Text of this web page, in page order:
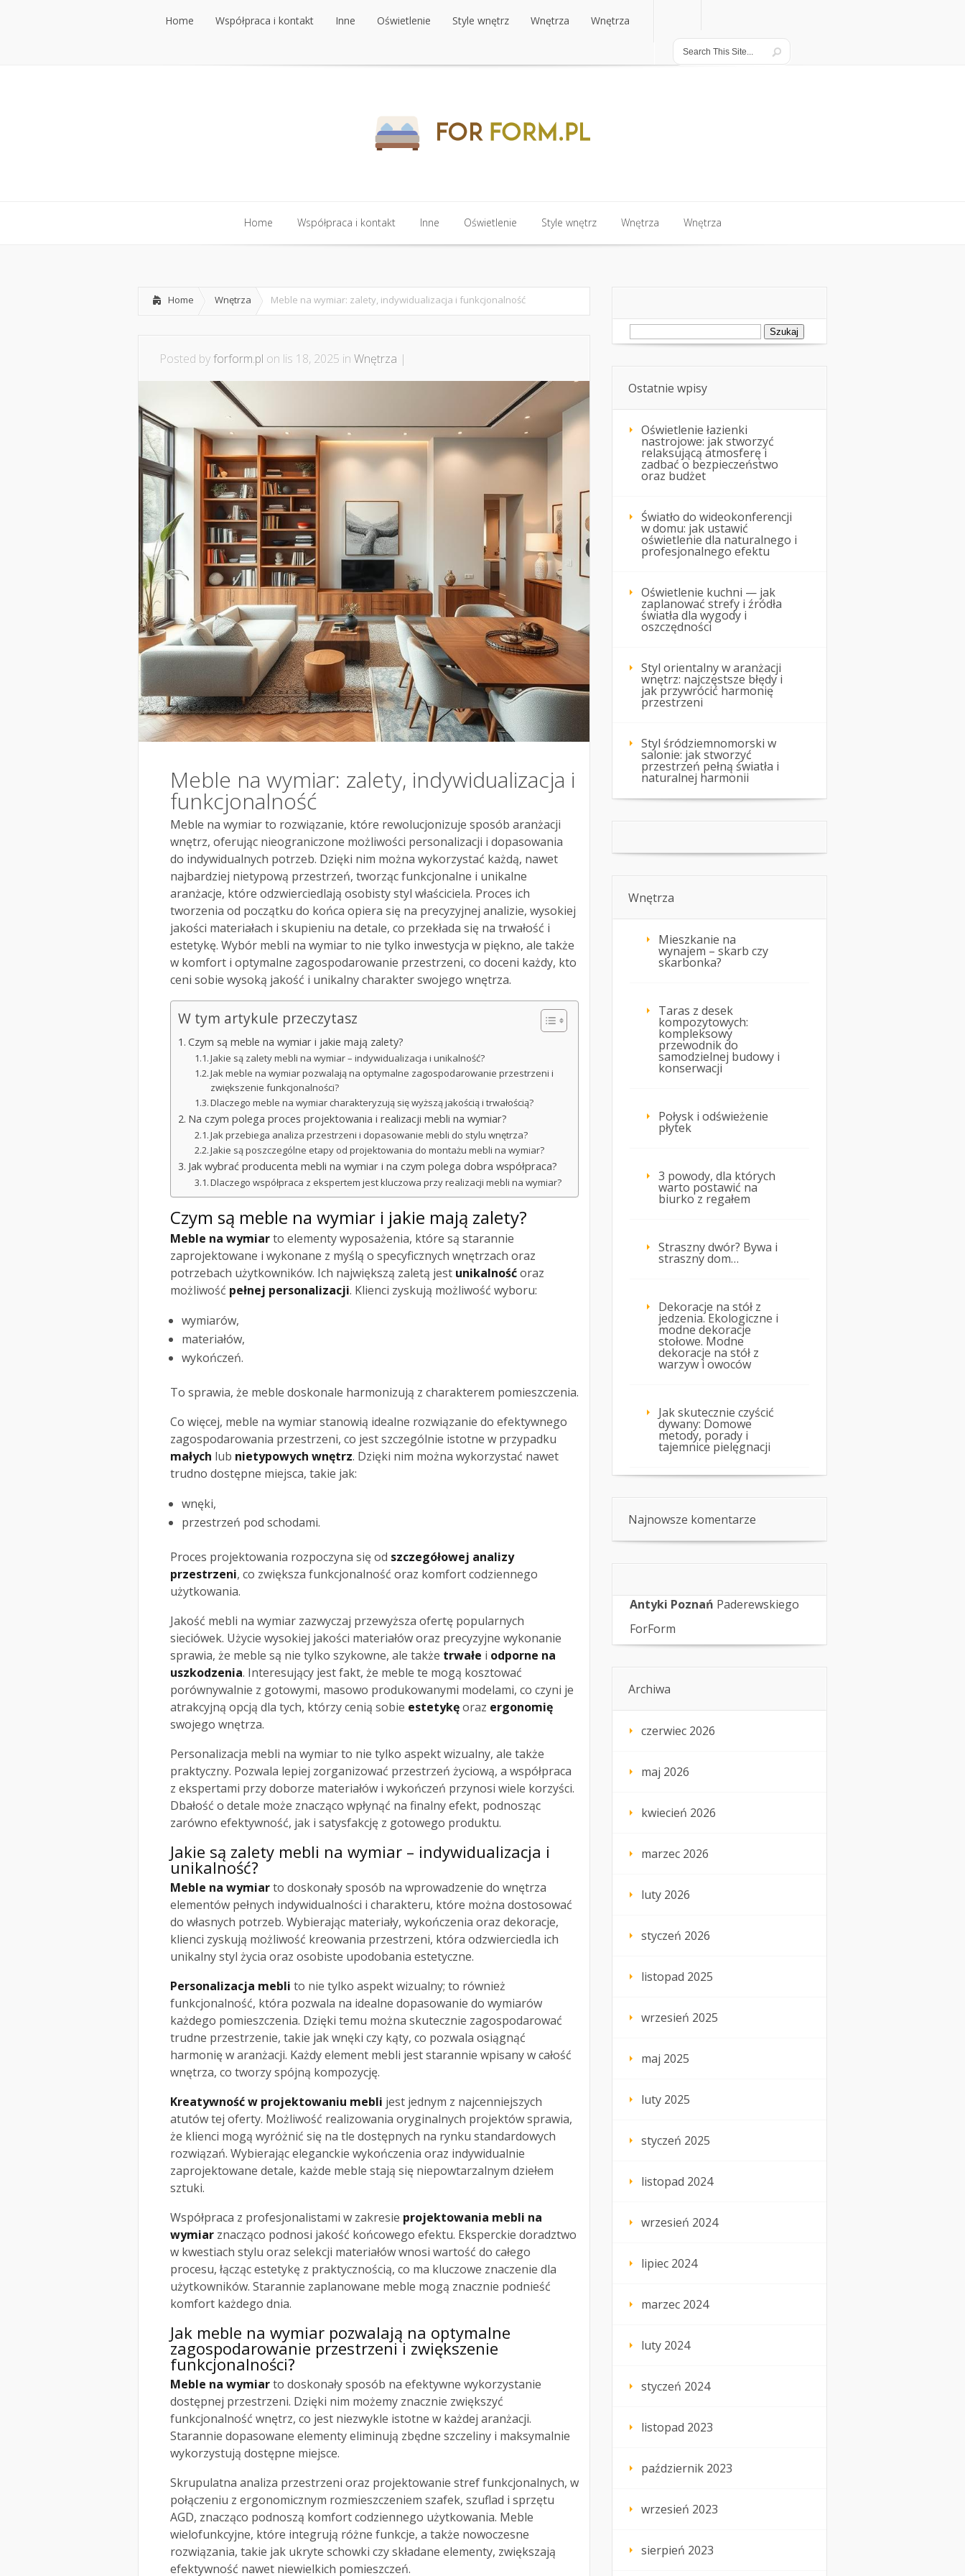
Home Współpraca i kontakt
Współpraca i kontakt
Inne
Inne
Oświetlenie
Oświetlenie
Style wnętrz
Style wnętrz
Wnętrza
Wnętrza
Wnętrza
Wnętrza
Home Współpraca i kontakt Inne Oświetlenie Style wnętrz Wnętrza Wnętrza
Home Wnętrza Meble na wymiar: zalety, indywidualizacja i funkcjonalność
Posted byforform.pl on lis 18, 2025 in Wnętrza |
Meble na wymiar: zalety, indywidualizacja i
funkcjonalność
Meble na wymiar to rozwiązanie, które rewolucjonizuje sposób aranżacji
wnętrz, oferując nieograniczone możliwości personalizacji i dopasowania
do indywidualnych potrzeb. Dzięki nim można wykorzystać każdą, nawet
najbardziej nietypową przestrzeń, tworząc funkcjonalne i unikalne
aranżacje, które odzwierciedlają osobisty styl właściciela. Proces ich
tworzenia od początku do końca opiera się na precyzyjnej analizie, wysokiej
jakości materiałach i skupieniu na detale, co przekłada się na trwałość i
estetykę. Wybór mebli na wymiar to nie tylko inwestycja w piękno, ale także
w komfort i optymalne zagospodarowanie przestrzeni, co doceni każdy, kto
ceni sobie wysoką jakość i unikalny charakter swojego wnętrza.
W tym artykule przeczytasz
Czym są meble na wymiar i jakie mają zalety?
Jakie są zalety mebli na wymiar – indywidualizacja i unikalność?
Jak meble na wymiar pozwalają na optymalne zagospodarowanie przestrzeni i
zwiększenie funkcjonalności?
Dlaczego meble na wymiar charakteryzują się wyższą jakością i trwałością?
Na czym polega proces projektowania i realizacji mebli na wymiar?
Jak przebiega analiza przestrzeni i dopasowanie mebli do stylu wnętrza?
Jakie są poszczególne etapy od projektowania do montażu mebli na wymiar?
Jak wybrać producenta mebli na wymiar i na czym polega dobra współpraca?
Dlaczego współpraca z ekspertem jest kluczowa przy realizacji mebli na wymiar?
Czym są meble na wymiar i jakie mają zalety?
Meble na wymiarto elementy wyposażenia, które są starannie
zaprojektowane i wykonane z myślą o specyficznych wnętrzach oraz
potrzebach użytkowników. Ich największą zaletą jest unikalnośćoraz
możliwość pełnej personalizacji. Klienci zyskują możliwość wyboru:
wymiarów,
materiałów,
wykończeń.
To sprawia, że meble doskonale harmonizują z charakterem pomieszczenia.
Co więcej, meble na wymiar stanowią idealne rozwiązanie do efektywnego
zagospodarowania przestrzeni, co jest szczególnie istotne w przypadku
małych lub nietypowych wnętrz. Dzięki nim można wykorzystać nawet
trudno dostępne miejsca, takie jak:
wnęki,
przestrzeń pod schodami.
Proces projektowania rozpoczyna się od szczegółowej analizy
przestrzeni, co zwiększa funkcjonalność oraz komfort codziennego
użytkowania.
Jakość mebli na wymiar zazwyczaj przewyższa ofertę popularnych
sieciówek. Użycie wysokiej jakości materiałów oraz precyzyjne wykonanie
sprawia, że meble są nie tylko szykowne, ale także trwałe i odporne na
uszkodzenia. Interesujący jest fakt, że meble te mogą kosztować
porównywalnie z gotowymi, masowo produkowanymi modelami, co czyni je
atrakcyjną opcją dla tych, którzy cenią sobie estetykęoraz ergonomię
swojego wnętrza.
Personalizacja mebli na wymiar to nie tylko aspekt wizualny, ale także
praktyczny. Pozwala lepiej zorganizować przestrzeń życiową, a współpraca
z ekspertami przy doborze materiałów i wykończeń przynosi wiele korzyści.
Dbałość o detale może znacząco wpłynąć na finalny efekt, podnosząc
zarówno efektywność, jak i satysfakcję z gotowego produktu.
Jakie są zalety mebli na wymiar – indywidualizacja i
unikalność?
Meble na wymiarto doskonały sposób na wprowadzenie do wnętrza
elementów pełnych indywidualności i charakteru, które można dostosować
do własnych potrzeb. Wybierając materiały, wykończenia oraz dekoracje,
klienci zyskują możliwość kreowania przestrzeni, która odzwierciedla ich
unikalny styl życia oraz osobiste upodobania estetyczne.
Personalizacja mebli to nie tylko aspekt wizualny; to również
funkcjonalność, która pozwala na idealne dopasowanie do wymiarów
każdego pomieszczenia. Dzięki temu można skutecznie zagospodarować
trudne przestrzenie, takie jak wnęki czy kąty, co pozwala osiągnąć
harmonię w aranżacji. Każdy element mebli jest starannie wpisany w całość
wnętrza, co tworzy spójną kompozycję.
Kreatywność w projektowaniu mebli jest jednym z najcenniejszych
atutów tej oferty. Możliwość realizowania oryginalnych projektów sprawia,
że klienci mogą wyróżnić się na tle dostępnych na rynku standardowych
rozwiązań. Wybierając eleganckie wykończenia oraz indywidualnie
zaprojektowane detale, każde meble stają się niepowtarzalnym dziełem
sztuki.
Współpraca z profesjonalistami w zakresie projektowania mebli na
wymiar znacząco podnosi jakość końcowego efektu. Eksperckie doradztwo
w kwestiach stylu oraz selekcji materiałów wnosi wartość do całego
procesu, łącząc estetykę z praktycznością, co ma kluczowe znaczenie dla
użytkowników. Starannie zaplanowane meble mogą znacznie podnieść
komfort każdego dnia.
Jak meble na wymiar pozwalają na optymalne
zagospodarowanie przestrzeni i zwiększenie
funkcjonalności?
Meble na wymiarto doskonały sposób na efektywne wykorzystanie
dostępnej przestrzeni. Dzięki nim możemy znacznie zwiększyć
funkcjonalność wnętrz, co jest niezwykle istotne w każdej aranżacji.
Starannie dopasowane elementy eliminują zbędne szczeliny i maksymalnie
wykorzystują dostępne miejsce.
Skrupulatna analiza przestrzeni oraz projektowanie stref funkcjonalnych, w
połączeniu z ergonomicznym rozmieszczeniem szafek, szuflad i sprzętu
AGD, znacząco podnoszą komfort codziennego użytkowania. Meble
wielofunkcyjne, które integrują różne funkcje, a także nowoczesne
rozwiązania, takie jak ukryte schowki czy składane elementy, zwiększają
efektywność nawet niewielkich pomieszczeń.
Szukaj:
Ostatnie wpisy
Oświetlenie łazienki
nastrojowe: jak stworzyć
relaksującą atmosferę i
zadbać o bezpieczeństwo
oraz budżet
Światło do wideokonferencji
w domu: jak ustawić
oświetlenie dla naturalnego i
profesjonalnego efektu
Oświetlenie kuchni — jak
zaplanować strefy i źródła
światła dla wygody i
oszczędności
Styl orientalny w aranżacji
wnętrz: najczęstsze błędy i
jak przywrócić harmonię
przestrzeni
Styl śródziemnomorski w
salonie: jak stworzyć
przestrzeń pełną światła i
naturalnej harmonii
Wnętrza
Mieszkanie na
wynajem – skarb czy
skarbonka?
Taras z desek
kompozytowych:
kompleksowy
przewodnik do
samodzielnej budowy i
konserwacji
Połysk i odświeżenie
płytek
3 powody, dla których
warto postawić na
biurko z regałem
Straszny dwór? Bywa i
straszny dom…
Dekoracje na stół z
jedzenia. Ekologiczne i
modne dekoracje
stołowe. Modne
dekoracje na stół z
warzyw i owoców
Jak skutecznie czyścić
dywany: Domowe
metody, porady i
tajemnice pielęgnacji
Najnowsze komentarze
Antyki Poznań Paderewskiego
ForForm
Archiwa
czerwiec 2026
maj 2026
kwiecień 2026
marzec 2026
luty 2026
styczeń 2026
listopad 2025
wrzesień 2025
maj 2025
luty 2025
styczeń 2025
listopad 2024
wrzesień 2024
lipiec 2024
marzec 2024
luty 2024
styczeń 2024
listopad 2023
październik 2023
wrzesień 2023
sierpień 2023